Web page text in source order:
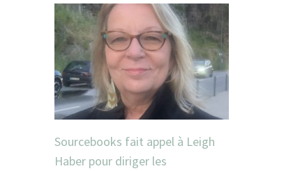
Sourcebooks fait appel à Leigh
Haber pour diriger les